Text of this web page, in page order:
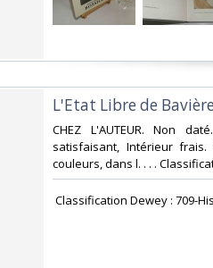
‎L'Etat Libre de Bavière‎
‎CHEZ L'AUTEUR. Non
satisfaisant, Intérieur
couleurs, dans l. . . .
Classification Dewey : 709-